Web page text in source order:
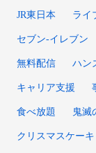
JR東日本 ライ
セブン-イレブン
無料配信 ハン
キャリア支援
食べ放題 鬼滅
クリスマスケーキ